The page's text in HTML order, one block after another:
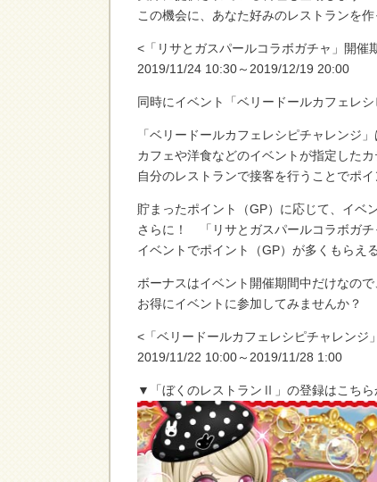
この機会に、あなた好みのレストランを
<「リサとガスパールコラボガチャ」開催
2019/11/24 10:30～2019/12/19 20:00
同時にイベント「ベリードールカフェレ
「ベリードールカフェレシピチャレンジ」
カフェや洋食などのイベントが指定した
自分のレストランで接客を行うことでポ
貯まったポイント（GP）に応じて、イベ
さらに！ 「リサとガスパールコラボガチ
イベントでポイント（GP）が多くもらえ
ボーナスはイベント開催期間中だけなの
お得にイベントに参加してみませんか？
<「ベリードールカフェレシピチャレンジ
2019/11/22 10:00～2019/11/28 1:00
▼「ぼくのレストランⅡ」の登録はこちら